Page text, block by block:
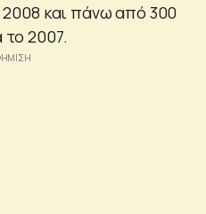
και πάνω από 300
το 2007.